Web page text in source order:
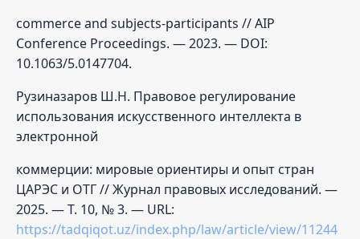
commerce and subjects-participants // AIP
Conference Proceedings. — 2023. — DOI:
10.1063/5.0147704.
Рузиназаров Ш.Н. Правовое регулирование
использования искусственного интеллекта в
электронной
коммерции: мировые ориентиры и опыт стран
ЦАРЭС и ОТГ // Журнал правовых исследований. —
2025. — Т. 10, № 3. — URL:
https://tadqiqot.uz/index.php/law/article/view/11244